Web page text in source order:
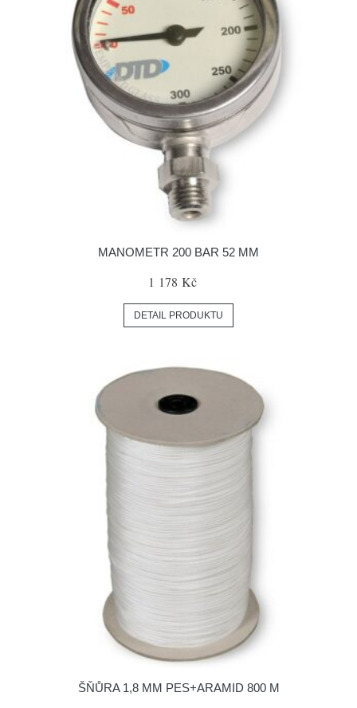
MANOMETR 200 BAR 52 MM
1 178 Kč
DETAIL PRODUKTU
ŠŇŮRA 1,8 MM PES+ARAMID 800 M